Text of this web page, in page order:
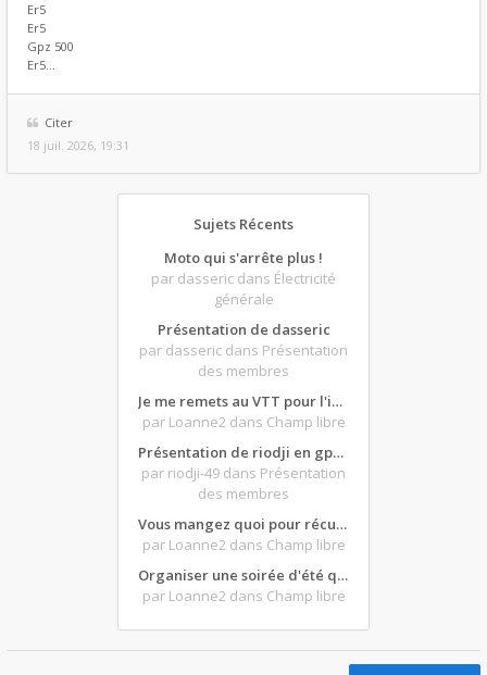
Er5
Er5
Gpz 500
Er5...
Citer
18 juil. 2026, 19:31
Sujets Récents
Moto qui s'arrête plus !
par dasseric dans Électricité
générale
Présentation de dasseric
par dasseric dans Présentation
des membres
Je me remets au VTT pour l'intersaison, version électrique
par Loanne2 dans Champ libre
Présentation de riodji en gpz500
par riodji-49 dans Présentation
des membres
Vous mangez quoi pour récupérer après une grosse journée de moto ?
par Loanne2 dans Champ libre
Organiser une soirée d'été qui claque : vos bons plans matos ?
par Loanne2 dans Champ libre